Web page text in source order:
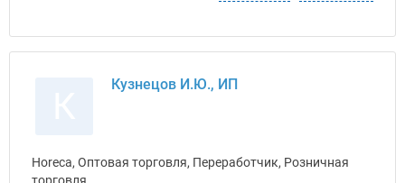
Кузнецов И.Ю., ИП
Horeca, Оптовая торговля, Переработчик, Розничная